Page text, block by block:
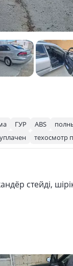
ГУР ABS
техосмотр
стейді,